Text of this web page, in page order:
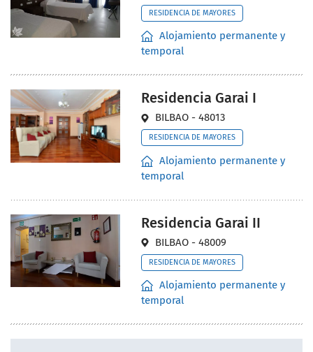
RESIDENCIA DE MAYORES
Alojamiento permanente y
temporal
Residencia Garai I
BILBAO - 48013
RESIDENCIA DE MAYORES
Alojamiento permanente y
temporal
Residencia Garai II
BILBAO - 48009
RESIDENCIA DE MAYORES
Alojamiento permanente y
temporal